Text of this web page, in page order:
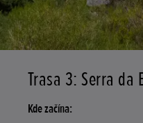
Trasa 3: Serra da
Kde začína: